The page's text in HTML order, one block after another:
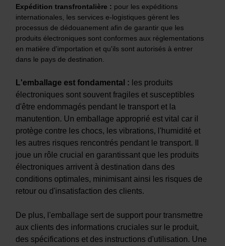
Expédition transfrontalière : pour les expéditions
internationales, les services e-logistiques gèrent les
processus de dédouanement afin de garantir que les
produits électroniques sont conformes aux réglementations
en matière d'importation et qu'ils sont autorisés à entrer
dans le pays de destination.
L'emballage est fondamental : les produits
électroniques sont souvent fragiles et susceptibles
d'être endommagés pendant le transport et la
manutention. Un emballage approprié est vital car il
protège contre les chocs, les vibrations, l'humidité et
les autres risques rencontrés pendant le transport. Il
joue un rôle crucial en garantissant que les produits
électroniques arrivent à destination dans des
conditions optimales, minimisant ainsi les risques de
retour ou d'insatisfaction des clients.
De plus, l'emballage sert de support pour transmettre
aux clients des informations cruciales sur le produit,
des spécifications et des instructions d'utilisation. Une